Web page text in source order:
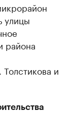
улицы
района
и